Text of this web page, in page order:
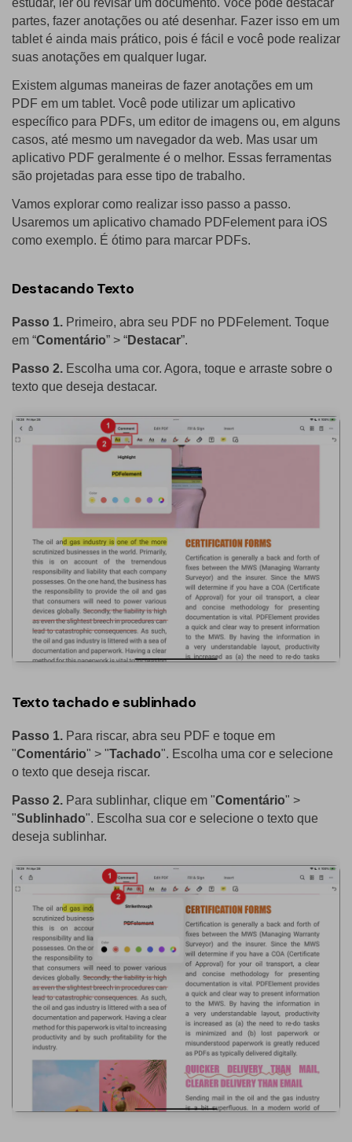
estudar, ler ou revisar um documento. Você pode destacar
partes, fazer anotações ou até desenhar. Fazer isso em um
tablet é ainda mais prático, pois é fácil e você pode realizar
suas anotações em qualquer lugar.
Existem algumas maneiras de fazer anotações em um
PDF em um tablet. Você pode utilizar um aplicativo
específico para PDFs, um editor de imagens ou, em alguns
casos, até mesmo um navegador da web. Mas usar um
aplicativo PDF geralmente é o melhor. Essas ferramentas
são projetadas para esse tipo de trabalho.
Vamos explorar como realizar isso passo a passo.
Usaremos um aplicativo chamado PDFelement para iOS
como exemplo. É ótimo para marcar PDFs.
Destacando Texto
Passo 1. Primeiro, abra seu PDF no PDFelement. Toque
em “Comentário” > “Destacar”.
Passo 2. Escolha uma cor. Agora, toque e arraste sobre o
texto que deseja destacar.
Texto tachado e sublinhado
Passo 1. Para riscar, abra seu PDF e toque em
"Comentário" > "Tachado". Escolha uma cor e selecione
o texto que deseja riscar.
Passo 2. Para sublinhar, clique em "Comentário" >
"Sublinhado". Escolha sua cor e selecione o texto que
deseja sublinhar.